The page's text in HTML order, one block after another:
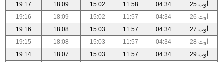
أوت 25
04:34
11:58
15:02
18:09
19:17
أوت 26
04:34
11:57
15:02
18:09
19:16
أوت 27
04:34
11:57
15:03
18:08
19:16
أوت 28
04:34
11:57
15:03
18:08
19:15
أوت 29
04:34
11:57
15:03
18:07
19:14